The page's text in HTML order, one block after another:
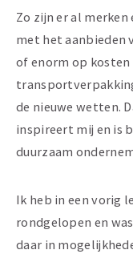
Zo zijn er al
met het aanbieden
of enorm op
de nieuwe wetten.
inspireert mij en is
duurzaam
Ik heb in een vorig
rondgelopen en
daar in